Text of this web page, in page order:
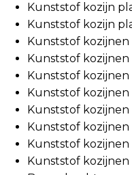
Kunststof kozijn
Kunststof kozijn
Kunststof kozijnen
Kunststof
Kunststof
Kunststof kozijnen
Kunststof kozijnen
Kunststof kozijnen
Kunststof
Kunststof